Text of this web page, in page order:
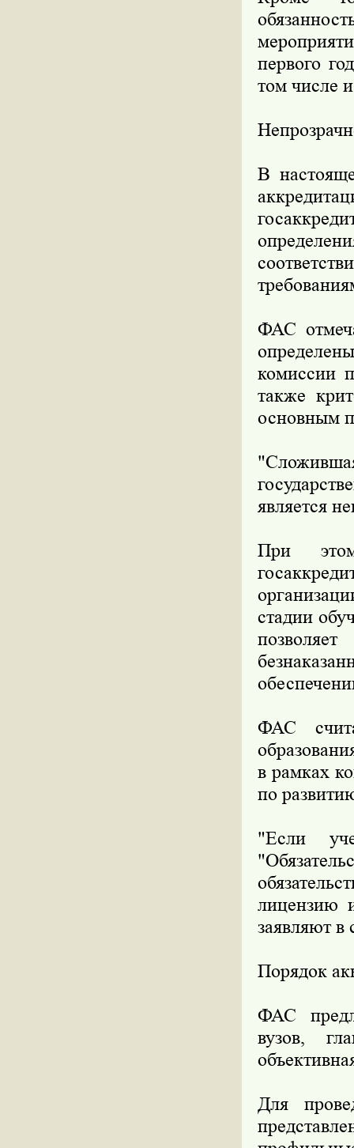
первого
том числе
В
ФАС
комиссии
также
основным
является
При
стадии
ФАС
в рамках
по
"Если
лицензию
заявляют в
Порядок
ФАС
вузов,
Для